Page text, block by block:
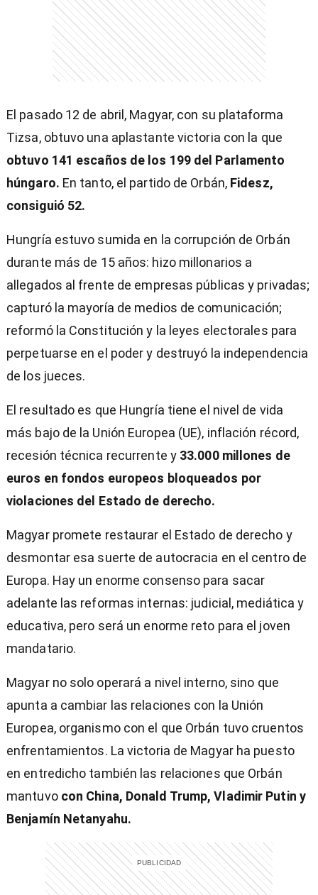
El pasado 12 de abril, Magyar, con su plataforma
Tizsa, obtuvo una aplastante victoria con la que
obtuvo 141 escaños de los 199 del Parlamento
húngaro. En tanto, el partido de Orbán, Fidesz,
consiguió 52.
Hungría estuvo sumida en la corrupción de Orbán
durante más de 15 años: hizo millonarios a
allegados al frente de empresas públicas y privadas;
capturó la mayoría de medios de comunicación;
reformó la Constitución y la leyes electorales para
perpetuarse en el poder y destruyó la independencia
de los jueces.
El resultado es que Hungría tiene el nivel de vida
más bajo de la Unión Europea (UE), inflación récord,
recesión técnica recurrente y 33.000 millones de
euros en fondos europeos bloqueados por
violaciones del Estado de derecho.
Magyar promete restaurar el Estado de derecho y
desmontar esa suerte de autocracia en el centro de
Europa. Hay un enorme consenso para sacar
adelante las reformas internas: judicial, mediática y
educativa, pero será un enorme reto para el joven
mandatario.
Magyar no solo operará a nivel interno, sino que
apunta a cambiar las relaciones con la Unión
Europea, organismo con el que Orbán tuvo cruentos
enfrentamientos. La victoria de Magyar ha puesto
en entredicho también las relaciones que Orbán
mantuvo con China, Donald Trump, Vladimir Putin y
Benjamín Netanyahu.